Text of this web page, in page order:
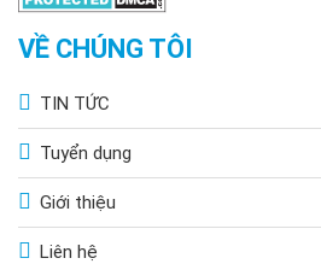
VỀ CHÚNG TÔI
TIN TỨC
Tuyển dụng
Giới thiệu
Liên hệ